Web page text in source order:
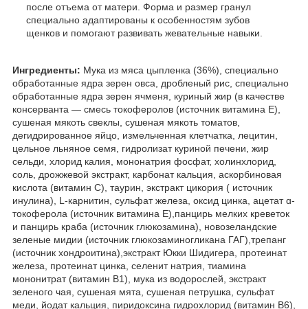
после отъема от матери. Форма и размер гранул
специально адаптированы к особенностям зубов
щенков и помогают развивать жевательные навыки.
Ингредиенты: Мука из мяса цыпленка (36%), специально
обработанные ядра зерен овса, дробленый рис, специально
обработанные ядра зерен ячменя, куриный жир (в качестве
консерванта — смесь токоферолов (источник витамина Е),
сушеная мякоть свеклы, сушеная мякоть томатов,
дегидрированное яйцо, измельченная клетчатка, лецитин,
цельное льняное семя, гидролизат куриной печени, жир
сельди, хлорид калия, мононатрия фосфат, холинхлорид,
соль, дрожжевой экстракт, карбонат кальция, аскорбиновая
кислота (витамин С), таурин, экстракт цикория ( источник
инулина), L-карнитин, сульфат железа, оксид цинка, ацетат ɑ-
токоферола (источник витамина Е),панцирь мелких креветок
и панцирь краба (источник глюкозамина), новозеландские
зеленые мидии (источник глюкозаминогликана ГАГ),трепанг
(источник хондроитина),экстракт Юкки Шидигера, протеинат
железа, протеинат цинка, селенит натрия, тиамина
мононитрат (витамин В1), мука из водорослей, экстракт
зеленого чая, сушеная мята, сушеная петрушка, сульфат
меди, йодат кальция, пиридоксина гидрохлорид (витамин B6),